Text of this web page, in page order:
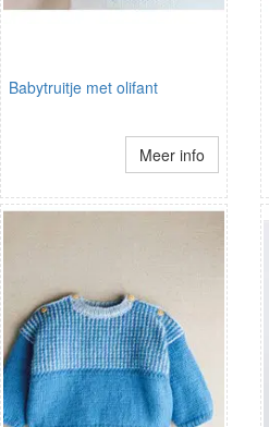
Babytruitje met olifant
Meer info